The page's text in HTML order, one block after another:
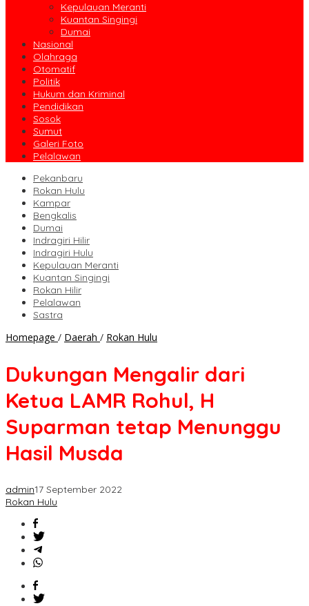
Kepulauan Meranti
Kuantan Singingi
Dumai
Nasional
Olahraga
Otomatif
Politik
Hukum dan Kriminal
Pendidikan
Sosok
Sumut
Galeri Foto
Pelalawan
Pekanbaru
Rokan Hulu
Kampar
Bengkalis
Dumai
Indragiri Hilir
Indragiri Hulu
Kepulauan Meranti
Kuantan Singingi
Rokan Hilir
Pelalawan
Sastra
Homepage / Daerah / Rokan Hulu
Ketua
LAMR
Rohul,
Suparman
tetap
Dukungan Mengalir dari
Ketua LAMR Rohul, H
Suparman tetap Menunggu
Hasil Musda
admin17 September 2022
Rokan Hulu